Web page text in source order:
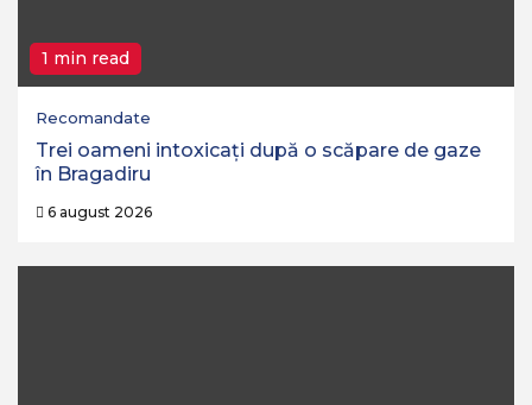
1 min read
Recomandate
Trei oameni intoxicați după o scăpare de gaze
în Bragadiru
6 august 2026